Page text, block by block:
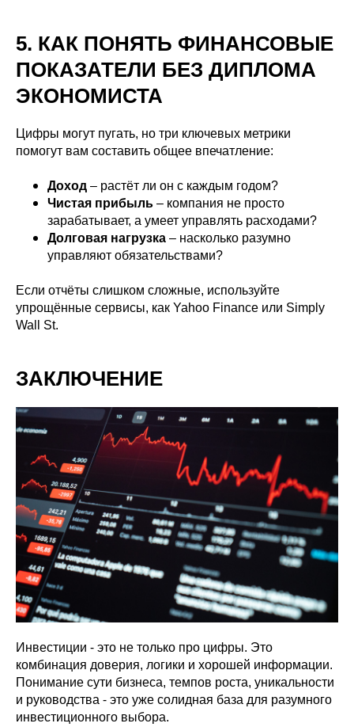
5. КАК ПОНЯТЬ ФИНАНСОВЫЕ
ПОКАЗАТЕЛИ БЕЗ ДИПЛОМА
ЭКОНОМИСТА
Цифры могут пугать, но три ключевых метрики
помогут вам составить общее впечатление:
Доход– растёт ли он с каждым годом?
Чистая прибыль– компания не просто
зарабатывает, а умеет управлять расходами?
Долговая нагрузка– насколько разумно
управляют обязательствами?
Если отчёты слишком сложные, используйте
упрощённые сервисы, как Yahoo Finance или Simply
Wall St.
ЗАКЛЮЧЕНИЕ
Инвестиции - это не только про цифры. Это
комбинация доверия, логики и хорошей информации.
Понимание сути бизнеса, темпов роста, уникальности
и руководства - это уже солидная база для разумного
инвестиционного выбора.